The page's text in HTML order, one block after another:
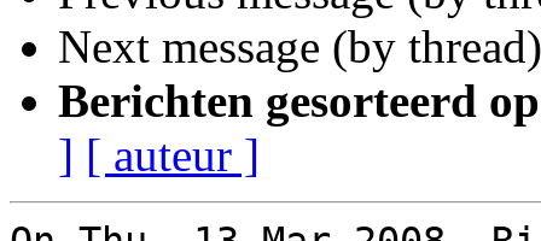
Next message (by
Berichten gesorteerd
] [ auteur ]